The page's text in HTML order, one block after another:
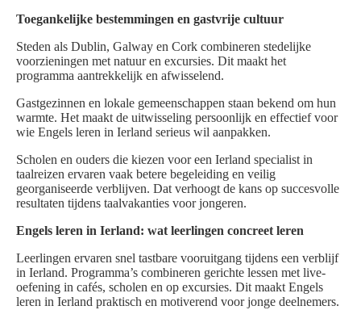
Toegankelijke bestemmingen en gastvrije cultuur
Steden als Dublin, Galway en Cork combineren stedelijke
voorzieningen met natuur en excursies. Dit maakt het
programma aantrekkelijk en afwisselend.
Gastgezinnen en lokale gemeenschappen staan bekend om hun
warmte. Het maakt de uitwisseling persoonlijk en effectief voor
wie Engels leren in Ierland serieus wil aanpakken.
Scholen en ouders die kiezen voor een Ierland specialist in
taalreizen ervaren vaak betere begeleiding en veilig
georganiseerde verblijven. Dat verhoogt de kans op succesvolle
resultaten tijdens taalvakanties voor jongeren.
Engels leren in Ierland: wat leerlingen concreet leren
Leerlingen ervaren snel tastbare vooruitgang tijdens een verblijf
in Ierland. Programma’s combineren gerichte lessen met live-
oefening in cafés, scholen en op excursies. Dit maakt Engels
leren in Ierland praktisch en motiverend voor jonge deelnemers.